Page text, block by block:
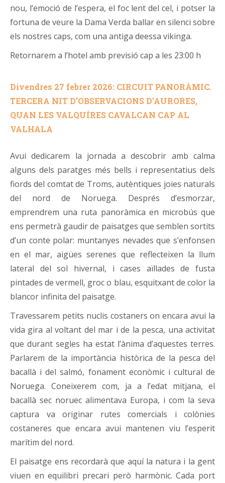
nou, l’emoció de l’espera, el foc lent del cel, i potser la
fortuna de veure la Dama Verda ballar en silenci sobre
els nostres caps, com una antiga deessa vikinga.
Retornarem a l’hotel amb previsió cap a les 23:00 h
Divendres 27 febrer 2026: CIRCUIT PANORÀMIC.
TERCERA NIT D’OBSERVACIONS D’AURORES,
QUAN LES VALQUÍRES CAVALCAN CAP AL
VALHALA
Avui dedicarem la jornada a descobrir amb calma
alguns dels paratges més bells i representatius dels
fiords del comtat de Troms, autèntiques joies naturals
del nord de Noruega. Després d’esmorzar,
emprendrem una ruta panoràmica en microbús que
ens permetrà gaudir de paisatges que semblen sortits
d’un conte polar: muntanyes nevades que s’enfonsen
en el mar, aigües serenes que reflecteixen la llum
lateral del sol hivernal, i cases aïllades de fusta
pintades de vermell, groc o blau, esquitxant de color la
blancor infinita del paisatge.
Travessarem petits nuclis costaners on encara avui la
vida gira al voltant del mar i de la pesca, una activitat
que durant segles ha estat l’ànima d’aquestes terres.
Parlarem de la importància històrica de la pesca del
bacallà i del salmó, fonament econòmic i cultural de
Noruega. Coneixerem com, ja a l’edat mitjana, el
bacallà sec noruec alimentava Europa, i com la seva
captura va originar rutes comercials i colònies
costaneres que encara avui mantenen viu l’esperit
marítim del nord.
El paisatge ens recordarà que aquí la natura i la gent
viuen en equilibri precari però harmònic. Cada port